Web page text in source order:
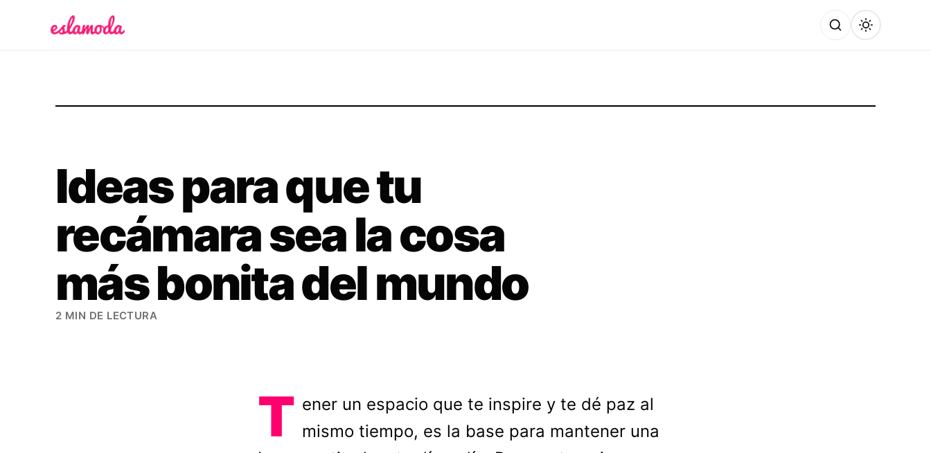
Ideas para que tu
recámara sea la cosa
más bonita del mundo
2 MIN DE LECTURA
T ener un espacio que te inspire y te dé paz al
mismo tiempo, es la base para mantener una